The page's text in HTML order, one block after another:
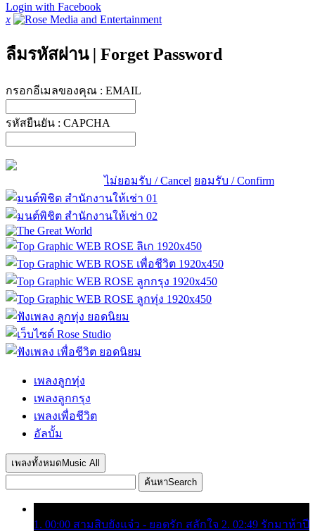
Login with Facebook
x
ลืมรหัสผ่าน | Forget Password
กรอกอีเมลของคุณ : EMAIL
รหัสยืนยัน : CAPCHA
ไม่ยอมรับ / Cancel ยอมรับ / Confirm
เพลงลูกทุ่ง
เพลงลูกกรุง
เพลงเพื่อชีวิต
อัลบั้ม
เพลงทั้งหมด Music All
ค้นหาSearch
1. 00:00 สามสิบยังแจ๋ว - ยอดรัก สลักใจ 2. 02:49 รักมาห้าปี